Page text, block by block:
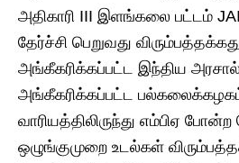
அதிகாரி III இளங்கலை பட்டம்
தேர்ச்சி பெறுவது
அங்கீகரிக்கப்பட்ட இந்திய
அங்கீகரிக்கப்பட்ட
வாரியத்திலிருந்து எம்பிஏ
ஒழுங்குமுறை உடல்கள்